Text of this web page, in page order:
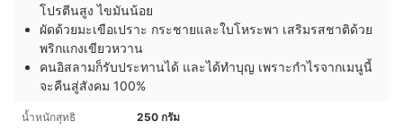
โปรตีนสูง ไขมันน้อย
ผัดด้วยมะเขือเปราะ กระชายและใบโหระพา เสริมรสชาติด้วย
พริกแกงเขียวหวาน
คนอิสลามก็รับประทานได้ และได้ทำบุญ เพราะกำไรจากเมนูนี้
จะคืนสู่สังคม 100%
น้ำหนักสุทธิ 250 กรัม